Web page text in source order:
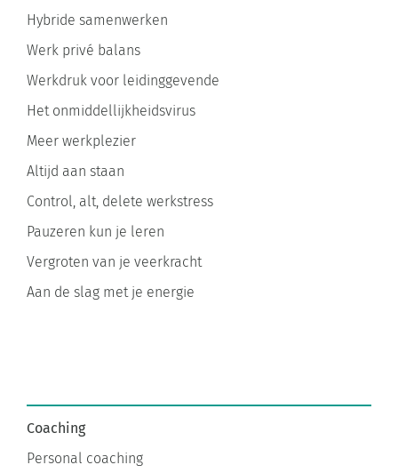
Hybride samenwerken
Werk privé balans
Werkdruk voor leidinggevende
Het onmiddellijkheidsvirus
Meer werkplezier
Altijd aan staan
Control, alt, delete werkstress
Pauzeren kun je leren
Vergroten van je veerkracht
Aan de slag met je energie
Coaching
Personal coaching